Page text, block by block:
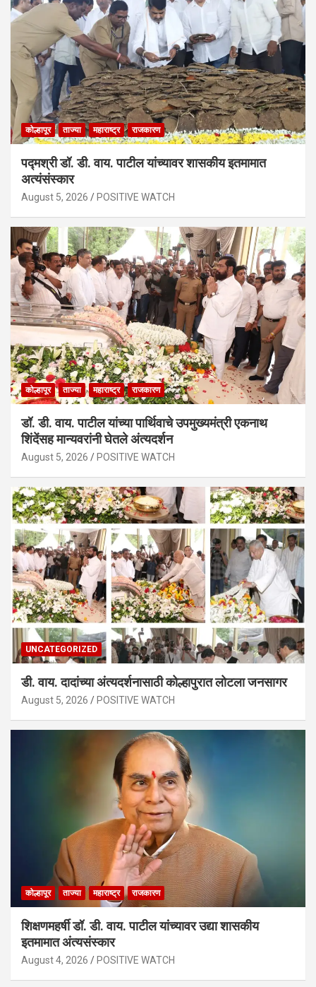
कोल्हापूर ताज्या महाराष्ट्र राजकारण
पद्मश्री डॉ. डी. वाय. पाटील यांच्यावर शासकीय इतमामात
अत्यंसंस्कार
August 5, 2026 POSITIVE WATCH
कोल्हापूर ताज्या महाराष्ट्र राजकारण
डॉ. डी. वाय. पाटील यांच्या पार्थिवाचे उपमुख्यमंत्री एकनाथ
शिंदेंसह मान्यवरांनी घेतले अंत्यदर्शन
August 5, 2026 POSITIVE WATCH
UNCATEGORIZED
डी. वाय. दादांच्या अंत्यदर्शनासाठी कोल्हापुरात लोटला जनसागर
August 5, 2026 POSITIVE WATCH
कोल्हापूर ताज्या महाराष्ट्र राजकारण
शिक्षणमहर्षी डॉ. डी. वाय. पाटील यांच्यावर उद्या शासकीय
इतमामात अंत्यसंस्कार
August 4, 2026 POSITIVE WATCH